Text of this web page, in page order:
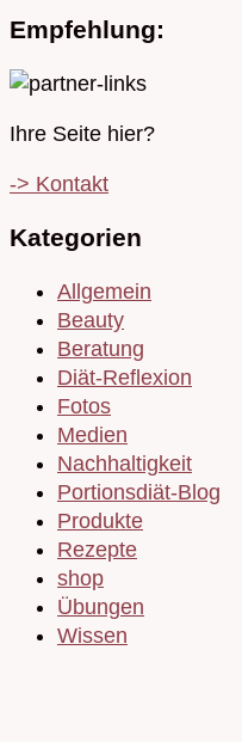
Empfehlung:
Ihre Seite hier?
-> Kontakt
Kategorien
Allgemein
Beauty
Beratung
Diät-Reflexion
Fotos
Medien
Nachhaltigkeit
Portionsdiät-Blog
Produkte
Rezepte
shop
Übungen
Wissen